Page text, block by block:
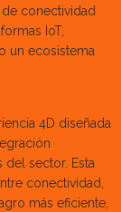
conectividad
IoT,
un ecosistema
4D diseñada
sector. Esta
conectividad,
más eficiente,